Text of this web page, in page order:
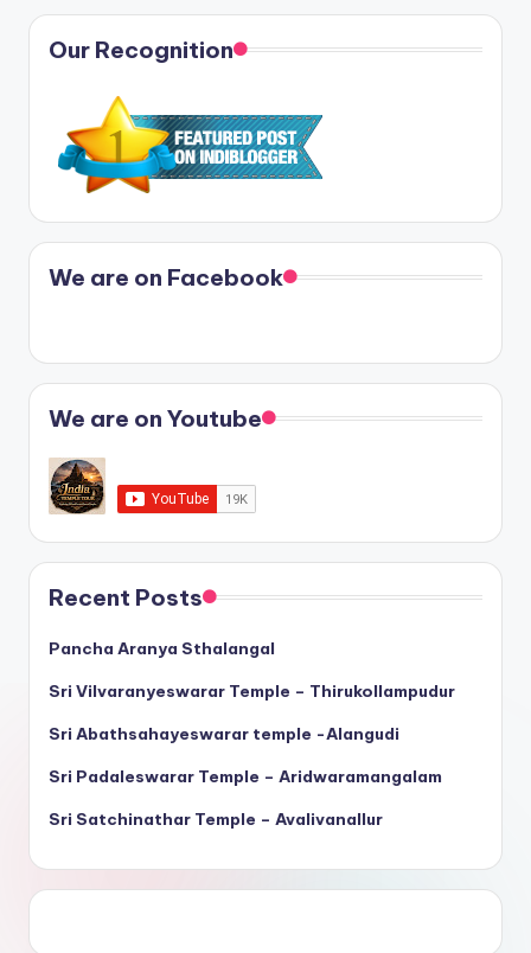
Our Recognition
We are on Facebook
We are on Youtube
Recent Posts
Pancha Aranya Sthalangal
Sri Vilvaranyeswarar Temple – Thirukollampudur
Sri Abathsahayeswarar temple -Alangudi
Sri Padaleswarar Temple – Aridwaramangalam
Sri Satchinathar Temple – Avalivanallur